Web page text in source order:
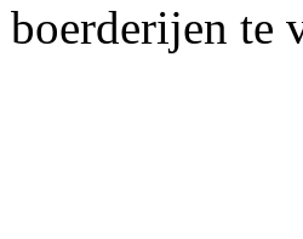
boerderijen